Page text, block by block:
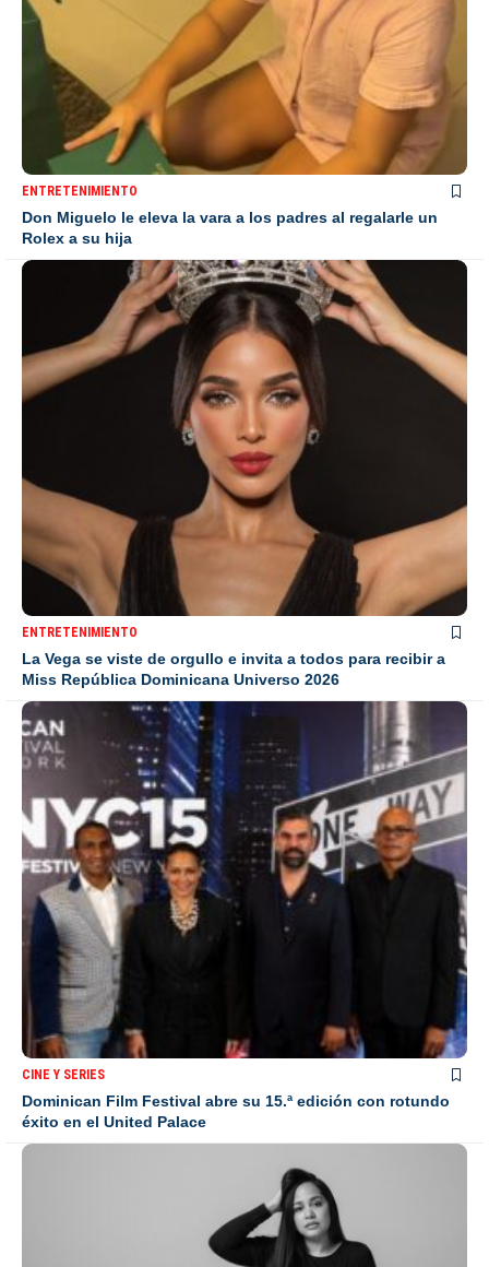
ENTRETENIMIENTO
Don Miguelo le eleva la vara a los padres al regalarle un
Rolex a su hija
ENTRETENIMIENTO
La Vega se viste de orgullo e invita a todos para recibir a
Miss República Dominicana Universo 2026
CINE Y SERIES
Dominican Film Festival abre su 15.ª edición con rotundo
éxito en el United Palace